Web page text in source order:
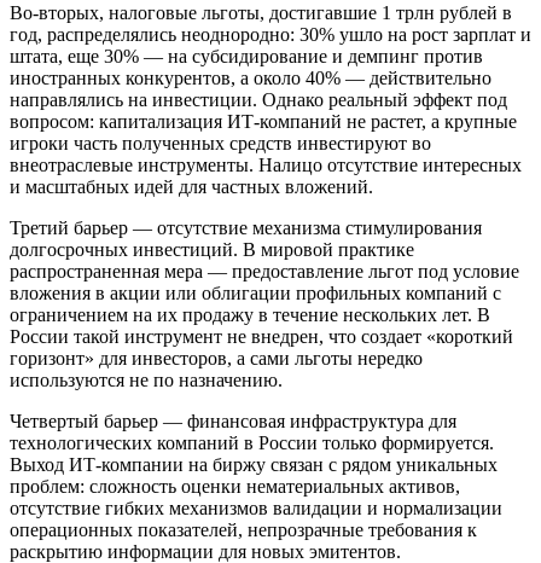
Во-вторых, налоговые льготы, достигавшие 1 трлн рублей в
год, распределялись неоднородно: 30% ушло на рост зарплат и
штата, еще 30% — на субсидирование и демпинг против
иностранных конкурентов, а около 40% — действительно
направлялись на инвестиции. Однако реальный эффект под
вопросом: капитализация ИТ-компаний не растет, а крупные
игроки часть полученных средств инвестируют во
внеотраслевые инструменты. Налицо отсутствие интересных
и масштабных идей для частных вложений.
Третий барьер — отсутствие механизма стимулирования
долгосрочных инвестиций. В мировой практике
распространенная мера — предоставление льгот под условие
вложения в акции или облигации профильных компаний с
ограничением на их продажу в течение нескольких лет. В
России такой инструмент не внедрен, что создает «короткий
горизонт» для инвесторов, а сами льготы нередко
используются не по назначению.
Четвертый барьер — финансовая инфраструктура для
технологических компаний в России только формируется.
Выход ИТ-компании на биржу связан с рядом уникальных
проблем: сложность оценки нематериальных активов,
отсутствие гибких механизмов валидации и нормализации
операционных показателей, непрозрачные требования к
раскрытию информации для новых эмитентов.